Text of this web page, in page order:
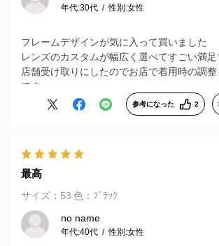
年代:30代 性別:女性
フレームデザインが気に入って買いました
レンズのカスタムが幅広く選べてすごい満足
店舗受け取りにしたのでお店で着用時の調
です
参考になった 2
最高
サイズ：53 色：ﾌﾞﾗｯｸ
no name
年代:40代 性別:女性